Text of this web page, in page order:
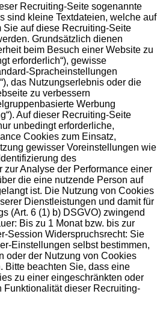
Recruiting-Seite sogenannte
sind kleine Textdateien, welche auf
Sie auf diese Recruiting-Seite
Grundsätzlich dienen
beim Besuch einer Website zu
erforderlich“), gewisse
Spracheinstellungen
das Nutzungserlebnis oder die
zu verbessern
Werbung
Auf dieser Recruiting-Seite
unbedingt erforderliche,
Cookies zum Einsatz,
gewisser Voreinstellungen wie
des
zur Analyse der Performance einer
die eine nutzende Person auf
ist. Die Nutzung von Cookies
Dienstleistungen und damit für
(Art. 6 (1) b) DSGVO) zwingend
Bis zu 1 Monat bzw. bis zur
Session Widerspruchsrecht: Sie
Einstellungen selbst bestimmen,
oder der Nutzung von Cookies
Bitte beachten Sie, dass eine
zu einer eingeschränkten oder
Funktionalität dieser Recruiting-